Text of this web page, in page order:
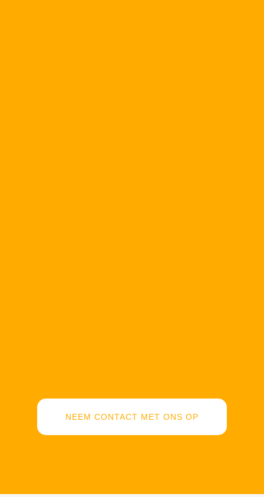
NEEM CONTACT MET ONS OP